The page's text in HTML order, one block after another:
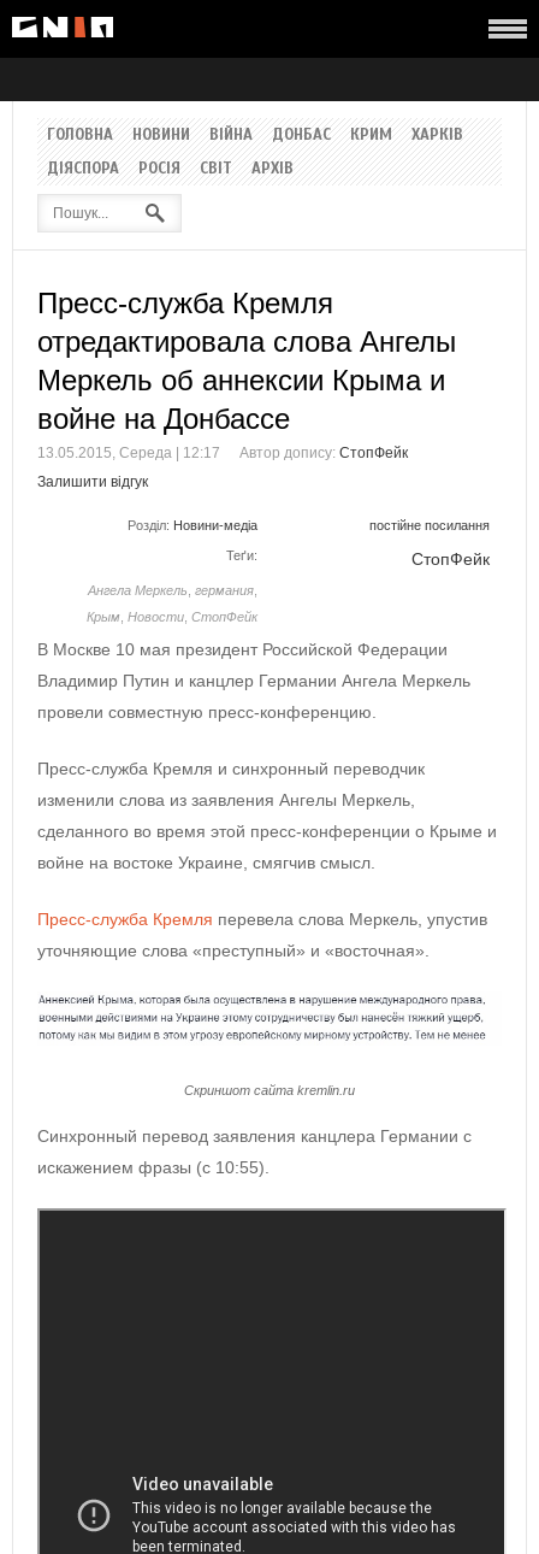
ГОЛОВНА НОВИНИ ВІЙНА ДОНБАС КРИМ
ХАРКІВ
ДІЯСПОРА
РОСІЯ СВІТ АРХІВ
Пресс-служба Кремля
отредактировала слова Ангелы
Меркель об аннексии Крыма и
войне на Донбассе
13.05.2015, Середа | 12:17 Автор допису: СтопФейк
Залишити відгук
Розділ: Новини-медіа постійне посилання
Теґи:
Ангела Меркель германия
Крым Новости СтопФейк
СтопФейк
В Москве 10 мая президент Российской Федерации
Владимир Путин и канцлер Германии Ангела Меркель
провели совместную пресс-конференцию.
Пресс-служба Кремля и синхронный переводчик
изменили слова из заявления Ангелы Меркель,
сделанного во время этой пресс-конференции о Крыме и
войне на востоке Украине, смягчив смысл.
Пресс-служба Кремля перевела слова Меркель, упустив
уточняющие слова «преступный» и «восточная».
Скриншот сайта kremlin.ru
Синхронный перевод заявления канцлера Германии с
искажением фразы (с 10:55).